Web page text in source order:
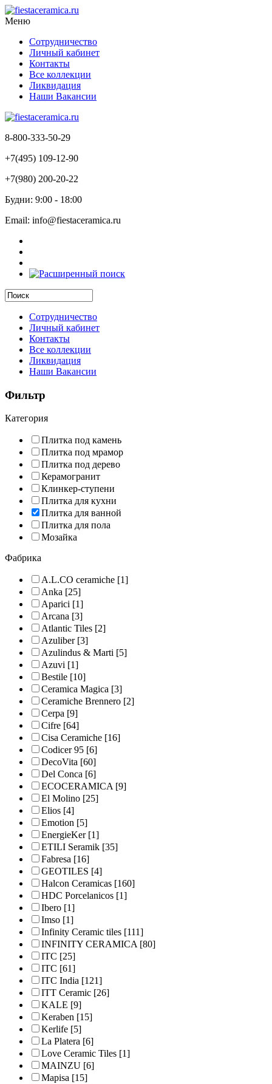
Меню
Сотрудничество
Личный кабинет
Контакты
Все коллекции
Ликвидация
Наши Вакансии
8-800-333-50-29
+7(495) 109-12-90
+7(980) 200-20-22
Будни: 9:00 - 18:00
Email: info@fiestaceramica.ru
Сотрудничество
Личный кабинет
Контакты
Все коллекции
Ликвидация
Наши Вакансии
Фильтр
Категория
Плитка под камень
Плитка под мрамор
Плитка под дерево
Керамогранит
Клинкер-ступени
Плитка для кухни
Плитка для ванной
Плитка для пола
Мозайка
Фабрика
A.L.CO ceramiche [1]
Anka [25]
Aparici [1]
Arcana [3]
Atlantic Tiles [2]
Azuliber[3]
Azulindus & Marti [5]
Azuvi [1]
Bestile [10]
Ceramica Magica [3]
Ceramiche Brennero [2]
Cerpa [9]
Cifre [64]
Cisa Ceramiche [16]
Codicer 95 [6]
DecoVita [60]
Del Conca [6]
ECOCERAMICA[9]
El Molino [25]
Elios [4]
Emotion [5]
EnergieKer[1]
ETILI Seramik [35]
Fabresa [16]
GEOTILES [4]
Halcon Ceramicas [160]
HDC Porcelanicos [1]
Ibero [1]
Imso [1]
Infinity Ceramic tiles [111]
INFINITY CERAMICA[80]
ITC [25]
ITC [61]
ITC India [121]
ITT Ceramic [26]
KALE [9]
Keraben [15]
Kerlife [5]
La Platera [6]
Love Ceramic Tiles [1]
MAINZU [6]
Mapisa [15]